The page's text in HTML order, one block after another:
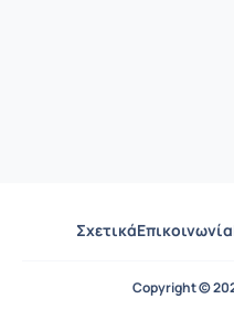
ΣχετικάΕπικοινωνία
Copyright ©